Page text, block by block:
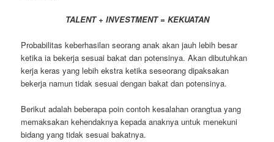
TALENT + INVESTMENT = KEKUATAN
Probabilitas keberhasilan seorang anak akan jauh lebih besar
ketika ia bekerja sesuai bakat dan potensinya. Akan dibutuhkan
kerja keras yang lebih ekstra ketika seseorang dipaksakan
bekerja namun tidak sesuai dengan bakat dan potensinya.
Berikut adalah beberapa poin contoh kesalahan orangtua yang
memaksakan kehendaknya kepada anaknya untuk menekuni
bidang yang tidak sesuai bakatnya.